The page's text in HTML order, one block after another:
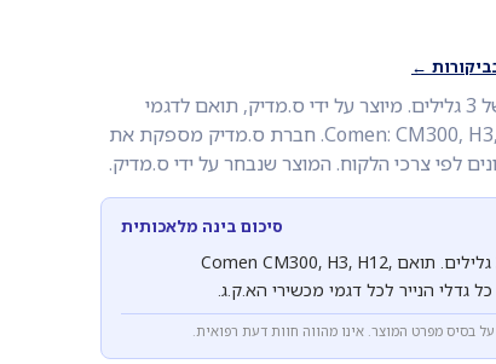
←
נייר א.ק.ג תרמי 80 מ"מ. מארז של 3 גלילים. מיוצר על ידי ס.מדיק, תואם לדגמי
מכשירי א.ק.ג Comen: CM300, H3, H12, CM1200B. חברת ס.מדיק מספקת את
לפי צרכי הלקוח. המוצר שנבחר על ידי ס.מדיק.
סיכום בינה מלאכותית
נייר א.ק.ג תרמי 80 מ"מ, מארז 3 גלילים. תואם Comen CM300, H3, H12,
בסיס מפרט המוצר. אינו מהווה חוות דעת רפואית.